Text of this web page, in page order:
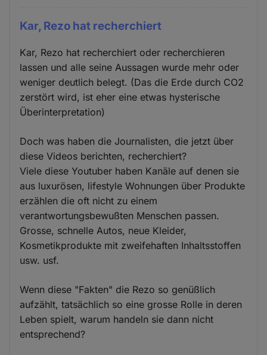
Kar, Rezo hat recherchiert
Kar, Rezo hat recherchiert oder recherchieren
lassen und alle seine Aussagen wurde mehr oder
weniger deutlich belegt. (Das die Erde durch CO2
zerstört wird, ist eher eine etwas hysterische
Überinterpretation)
Doch was haben die Journalisten, die jetzt über
diese Videos berichten, recherchiert?
Viele diese Youtuber haben Kanäle auf denen sie
aus luxurösen, lifestyle Wohnungen über Produkte
erzählen die oft nicht zu einem
verantwortungsbewußten Menschen passen.
Grosse, schnelle Autos, neue Kleider,
Kosmetikprodukte mit zweifehaften Inhaltsstoffen
usw. usf.
Wenn diese "Fakten" die Rezo so genüßlich
aufzählt, tatsächlich so eine grosse Rolle in deren
Leben spielt, warum handeln sie dann nicht
entsprechend?